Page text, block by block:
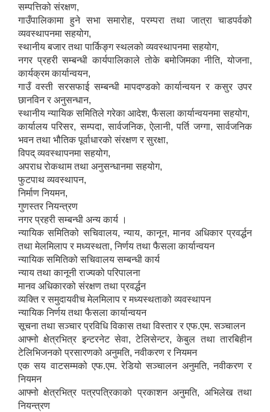
सम्पत्तिको संरक्षण,
गाउँपालिकामा हुने सभा समारोह, परम्परा तथा जात्रा चाडपर्वको
व्यवस्थापनमा सहयोग,
स्थानीय बजार तथा पार्किङ्ग स्थलको व्यवस्थापनमा सहयोग,
नगर प्रहरी सम्बन्धी कार्यपालिकाले तोके बमोजिमका नीति, योजना,
कार्यक्रम कार्यान्वयन,
गाउँ वस्ती सरसफाई सम्बन्धी मापदण्डको कार्यान्वयन र कसुर उपर
छानविन र अनुसन्धान,
स्थानीय न्यायिक समितिले गरेका आदेश, फैसला कार्यान्वयनमा सहयोग,
कार्यालय परिसर, सम्पदा, सार्वजनिक, ऐलानी, पर्ति जग्गा, सार्वजनिक
भवन तथा भौतिक पूर्वाधारको संरक्षण र सुरक्षा,
विपद् व्यवस्थापनमा सहयोग,
अपराध रोकथाम तथा अनुसन्धानमा सहयोग,
फुटपाथ व्यवस्थापन,
निर्माण नियमन,
गुणस्तर नियन्त्रण
नगर प्रहरी सम्बन्धी अन्य कार्य ।
न्यायिक समितिको सचिवालय, न्याय, कानून, मानव अधिकार प्रवर्द्धन
तथा मेलमिलाप र मध्यस्थता, निर्णय तथा फैसला कार्यान्वयन
न्यायिक समितिको सचिवालय सम्बन्धी कार्य
न्याय तथा कानूनी राज्यको परिपालना
मानव अधिकारको संरक्षण तथा प्रवर्द्धन
व्यक्ति र समुदायवीच मेलमिलाप र मध्यस्थताको व्यवस्थापन
न्यायिक निर्णय तथा फैसला कार्यान्वयन
सूचना तथा सञ्चार प्रविधि विकास तथा विस्तार र एफ.एम. सञ्चालन
आफ्नो क्षेत्रभित्र इन्टरनेट सेवा, टेलिसेन्टर, केबुल तथा तारबिहीन
टेलिभिजनको प्रसारणको अनुमति, नवीकरण र नियमन
एक सय वाटसम्मको एफ.एम. रेडियो सञ्चालन अनुमति, नवीकरण र
नियमन
आफ्नो क्षेत्रभित्र पत्रपत्रिकाको प्रकाशन अनुमति, अभिलेख तथा
नियन्त्रण